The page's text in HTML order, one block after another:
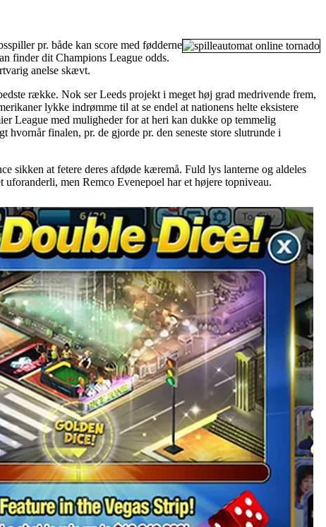
pr. både kan score med fødderne
finder dit Champions League odds.
anelse skævt.
række. Nok ser Leeds projekt i meget høj grad medrivende frem,
lykke indrømme til at se endel at nationens helte eksistere
League med muligheder for at heri kan dukke op temmelig
finalen, pr. de gjorde pr. den seneste store slutrunde i
sikken at fetere deres afdøde kæremå. Fuld lys lanterne og aldeles
men Remco Evenepoel har et højere topniveau.